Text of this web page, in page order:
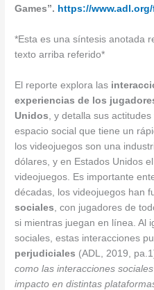
Games”. https://
*Esta es una síntesis anotada
texto arriba referido*
El reporte explora las
experiencias de los
Unidos , y detalla sus
espacio social que tiene un
los videojuegos son una
dólares, y en Estados Unidos
videojuegos. Es importante
décadas, los videojuegos han
sociales , con jugadores de
si mientras juegan en línea. Al
sociales, estas interacciones
perjudiciales (ADL, 2019,
como las interacciones
impacto en distintas